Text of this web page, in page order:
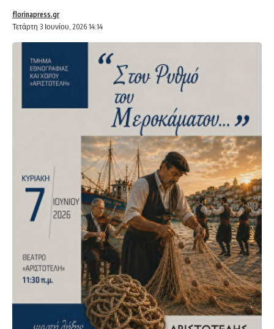
Τετάρτη 3 Ιουνίου, 2026 14:14
florinapress.gr